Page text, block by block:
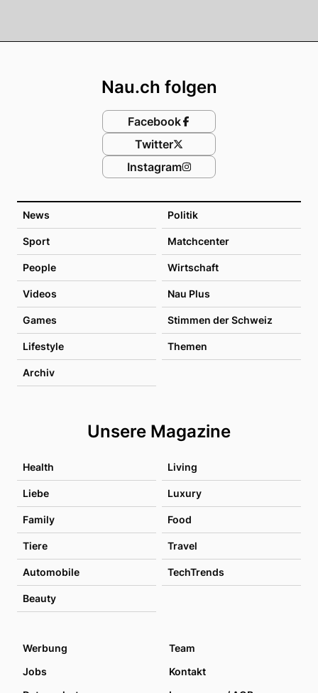
News Politik
Sport Matchcenter
People Wirtschaft
Videos Nau Plus
Games Stimmen der Schweiz
Lifestyle Themen
Archiv
Unsere Magazine
Health Living
Liebe Luxury
Family Food
Tiere Travel
Automobile TechTrends
Beauty
Nau.ch folgen
Facebook
Twitter
Instagram
Werbung
Team
Jobs
Kontakt